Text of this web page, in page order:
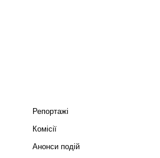
Репортажі
Комісії
Анонси подій